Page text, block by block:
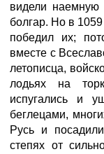
видели
болгар. Но в
победил их;
вместе с
летописца,
лодьях на
испугались и
беглецами,
Русь и
степях от